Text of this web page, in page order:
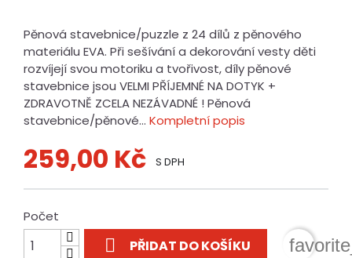
Pěnová stavebnice/puzzle z 24 dílů z pěnového
materiálu EVA. Při sešívání a dekorování vesty děti
rozvíjejí svou motoriku a tvořivost, díly pěnové
stavebnice jsou VELMI PŘÍJEMNÉ NA DOTYK +
ZDRAVOTNĚ ZCELA NEZÁVADNÉ ! Pěnová
stavebnice/pěnové... Kompletní popis
259,00 Kč S DPH
Počet
 PŘIDAT DO KOŠÍKU